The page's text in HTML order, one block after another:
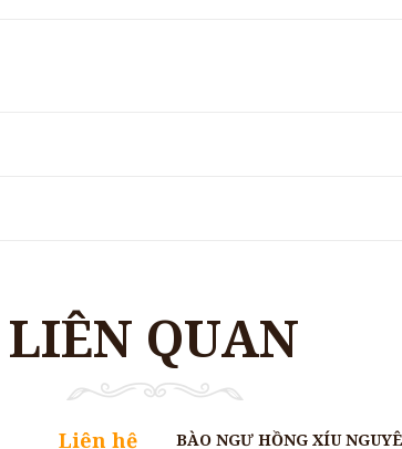
LIÊN QUAN
Liên hệ BÀO NGƯ HỒNG XÍU